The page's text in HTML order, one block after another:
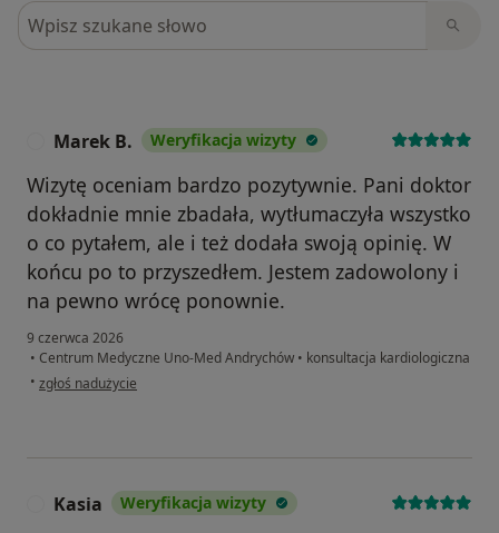
Szukaj w opiniach
Marek B. Weryfikacja wizyty
Wizytę oceniam bardzo pozytywnie. Pani doktor
dokładnie mnie zbadała, wytłumaczyła wszystko
o co pytałem, ale i też dodała swoją opinię. W
końcu po to przyszedłem. Jestem zadowolony i
na pewno wrócę ponownie.
9 czerwca 2026
• Centrum Medyczne Uno-Med Andrychów • konsultacja kardiologiczna
• w opinii użytkownika Marek B.
zgłoś nadużycie
Kasia Weryfikacja wizyty